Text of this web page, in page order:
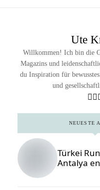
Ute
Willkommen! Ich bin die
Magazins und
du Inspiration für
und
NEUESTE
Türkei
Antalya